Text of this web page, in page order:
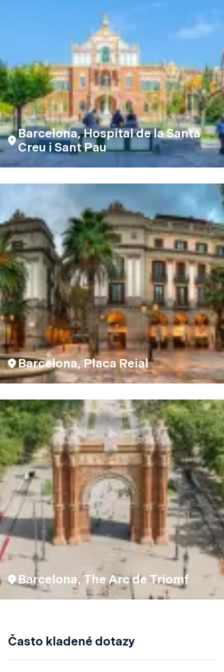
Barcelona, Hospital de la Santa
Creu i Sant Pau
Barcelona, Placa Reial
Barcelona, The Arc de Triomf
Často kladené dotazy